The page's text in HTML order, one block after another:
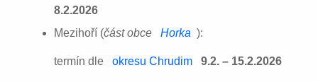
8.2.2026
Mezihoří (část obce Horka ):
termín dle okresu Chrudim 9.2. – 15.2.2026